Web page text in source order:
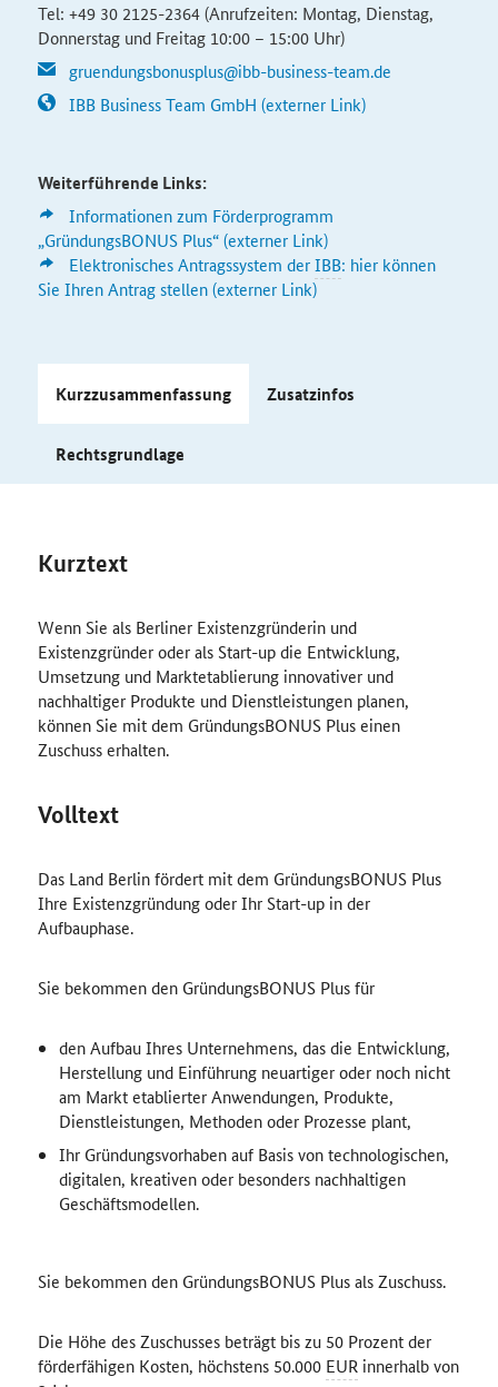
Tel: +49 30 2125-2364 (Anrufzeiten: Montag, Dienstag,
Donnerstag und Freitag 10:00 – 15:00 Uhr)
gruendungsbonusplus@ibb-business-team.de
IBB Business Team GmbH (externer Link)
Weiterführende Links:
Informationen zum Förderprogramm
„GründungsBONUS Plus“ (externer Link)
Elektronisches Antragssystem derIBB: hier können
Sie Ihren Antrag stellen (externer Link)
Kurzzusammenfassung Zusatzinfos
Rechtsgrundlage
Kurztext
Wenn Sie als Berliner Existenzgründerin und
Existenzgründer oder als Start-updie Entwicklung,
Umsetzung und Marktetablierung innovativer und
nachhaltiger Produkte und Dienstleistungen planen,
können Sie mit dem GründungsBONUS Plus einen
Zuschuss erhalten.
Volltext
Das Land Berlin fördert mit dem GründungsBONUS Plus
Ihre Existenzgründung oder Ihr Start-upin der
Aufbauphase.
Sie bekommen den GründungsBONUS Plus für
den Aufbau Ihres Unternehmens, das die Entwicklung,
Herstellung und Einführung neuartiger oder noch nicht
am Markt etablierter Anwendungen, Produkte,
Dienstleistungen, Methoden oder Prozesse plant,
Ihr Gründungsvorhaben auf Basis von technologischen,
digitalen, kreativen oder besonders nachhaltigen
Geschäftsmodellen.
Sie bekommen den GründungsBONUS Plus als Zuschuss.
Die Höhe des Zuschusses beträgt bis zu 50 Prozent der
förderfähigen Kosten, höchstens 50.000 EURinnerhalb von